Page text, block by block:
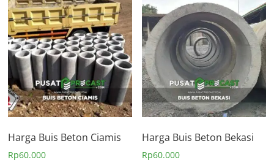
Harga Buis Beton Ciamis
Rp60.000
Harga Buis Beton Bekasi
Rp60.000